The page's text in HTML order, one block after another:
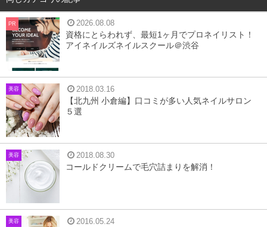
PR 2026.08.08
資格にとらわれず、最短1ヶ月でプロネイリスト！
アイネイルズネイルスクール＠渋谷
美容 2018.03.16
【北九州 小倉編】口コミが多い人気ネイルサロン
５選
美容 2018.08.30
コールドクリームで毛穴詰まりを解消！
美容 2016.05.24